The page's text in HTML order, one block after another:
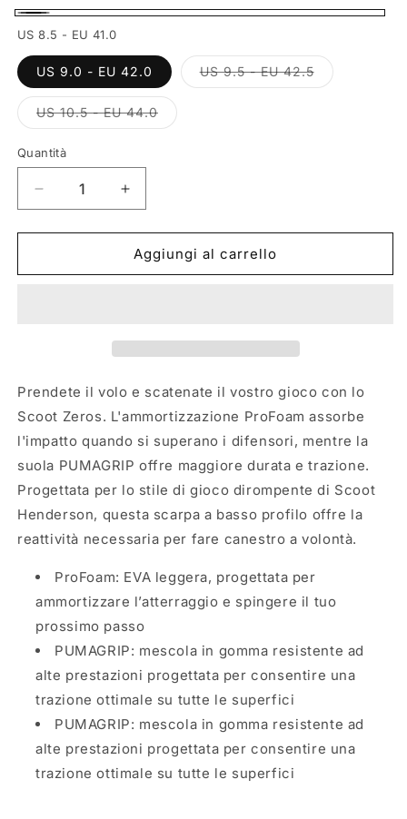
US 8.5 - EU 41.0
US 9.0 - EU 42.0 US 9.5 - EU 42.5Variante
esaurita
US 10.5 - EU 44.0Variante
esaurita
Quantità
Quantità
Diminuisci
quantità
per
Scoot
Aumenta
quantità
per
PUMA
Scoot
Aggiungi al carrello
Prendete il volo e scatenate il vostro gioco con lo
Scoot Zeros. L'ammortizzazione ProFoam assorbe
l'impatto quando si superano i difensori, mentre la
suola PUMAGRIP offre maggiore durata e trazione.
Progettata per lo stile di gioco dirompente di Scoot
Henderson, questa scarpa a basso profilo offre la
reattività necessaria per fare canestro a volontà.
ProFoam: EVA leggera, progettata per
ammortizzare l’atterraggio e spingere il tuo
prossimo passo
PUMAGRIP: mescola in gomma resistente ad
alte prestazioni progettata per consentire una
trazione ottimale su tutte le superfici
PUMAGRIP: mescola in gomma resistente ad
alte prestazioni progettata per consentire una
trazione ottimale su tutte le superfici